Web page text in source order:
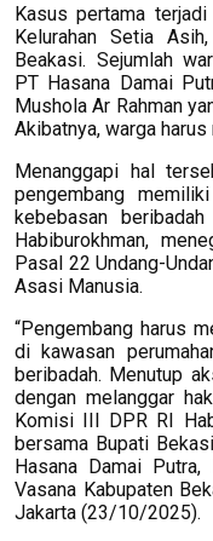
Kasus pertama
Kelurahan Setia
Beakasi. Sejumlah
PT Hasana Damai
Mushola Ar Rahman
Akibatnya, warga
Menanggapi hal
pengembang
kebebasan
Habiburokhman,
Pasal 22 Undang-
Asasi Manusia.
“Pengembang harus
di kawasan
beribadah. Menutup
dengan melanggar
Komisi III DPR RI
bersama Bupati
Hasana Damai
Vasana Kabupaten
Jakarta (23/10/2025).